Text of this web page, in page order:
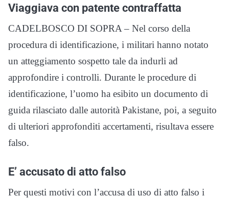
Viaggiava con patente contraffatta
CADELBOSCO DI SOPRA – Nel corso della
procedura di identificazione, i militari hanno notato
un atteggiamento sospetto tale da indurli ad
approfondire i controlli. Durante le procedure di
identificazione, l’uomo ha esibito un documento di
guida rilasciato dalle autorità Pakistane, poi, a seguito
di ulteriori approfonditi accertamenti, risultava essere
falso.
E’ accusato di atto falso
Per questi motivi con l’accusa di uso di atto falso i